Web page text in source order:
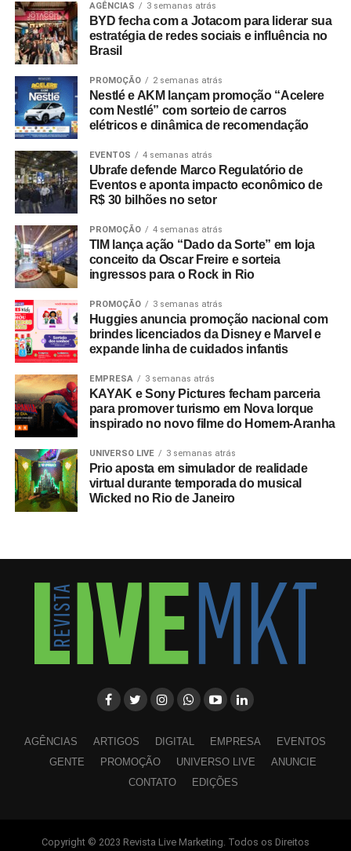
Competição de Obras Digitais e Interativas:
competitiva que reúne produções nas categoriasgames,
e-books,podcasts, aplicativos e experiências
acompanhada de rodadas de conversa entre
desenvolvedores.
Conversa comKids:Encontros focados na criação de
personagens, no papel da ficção na formação infantil e
nos desafios de distribuição em plataformas de
demand.
Para o fortalecimento da cadeia produtiva, o evento
realiza a Zona de Impulso, espaço de consultoria e
qualificação destinado a criadores com projetos
audiovisuais em fase de desenvolvimento.
A participação nas atividades presenciais é gratuita, com
inscrições sujeitas à lotação por meio das páginas
oficiais do festival. Dando sequência à programação, a
Mostra Audiovisual comKids ocorre de 20 de agosto a 27
de setembro em formato híbrido, com exibições em
centros culturais, no Circuito Spcine e nas plataformas de
streamingItaú Cultural Play e Spcine Play.
AGÊNCIAS 3 semanas atrás
BYD fecha com a Jotacom para liderar sua
estratégia de redes sociais e influência no
Brasil
PROMOÇÃO 2 semanas atrás
Nestlé e AKM lançam promoção “Acelere
com Nestlé” com sorteio de carros
elétricos e dinâmica de recomendação
EVENTOS 4 semanas atrás
Ubrafe defende Marco Regulatório de
Eventos e aponta impacto econômico de
R$ 30 bilhões no setor
PROMOÇÃO 4 semanas atrás
TIM lança ação “Dado da Sorte” em loja
conceito da Oscar Freire e sorteia
ingressos para o Rock in Rio
PROMOÇÃO 3 semanas atrás
Huggies anuncia promoção nacional com
brindes licenciados da Disney e Marvel e
expande linha de cuidados infantis
EMPRESA 3 semanas atrás
KAYAK e Sony Pictures fecham parceria
para promover turismo em Nova Iorque
inspirado no novo filme do Homem-Aranha
UNIVERSO LIVE 3 semanas atrás
Prio aposta em simulador de realidade
virtual durante temporada do musical
Wicked no Rio de Janeiro
AGÊNCIAS ARTIGOS DIGITAL EMPRESA
EVENTOS
GENTE
PROMOÇÃO UNIVERSO LIVE
ANUNCIE
CONTATO
EDIÇÕES
Copyright © 2023 Revista Live Marketing. Todos os Direitos